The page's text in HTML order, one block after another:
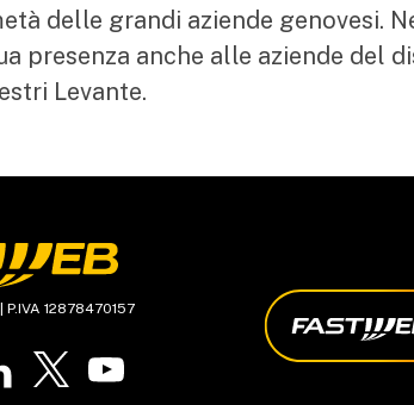
delle grandi aziende genovesi.
presenza anche alle aziende del
Levante.
12878470157